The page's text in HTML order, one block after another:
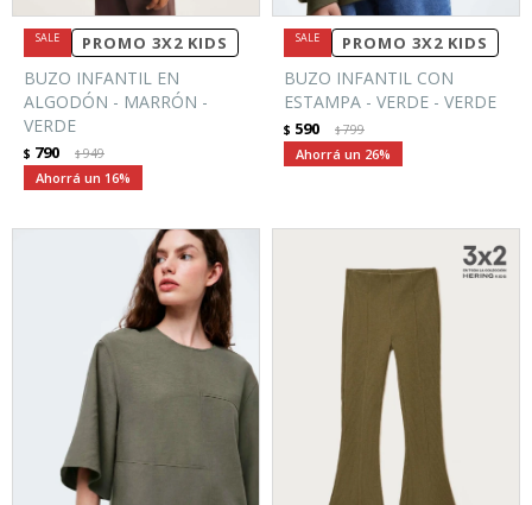
PROMO 3X2 KIDS
BUZO INFANTIL EN
ALGODÓN - MARRÓN -
VERDE
$ 790 $949
16
PROMO 3X2 KIDS
BUZO INFANTIL CON
ESTAMPA - VERDE - VERDE
$ 590 $799
26